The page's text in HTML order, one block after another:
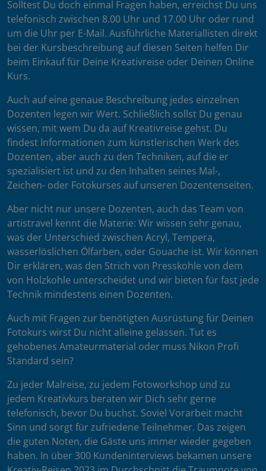
Solltest Du doch einmal Fragen haben, erreichst Du uns
telefonisch zwischen 8.00 Uhr und 17.00 Uhr oder rund
um die Uhr per E-Mail. Ausführliche Materiallisten direkt
bei der Kursbeschreibung auf diesen Seiten helfen Dir
beim Einkauf für Deine Kreativreise oder Deinen Online
Kurs.
Auch auf eine genaue Beschreibung jedes einzelnen
Dozenten legen wir Wert. Schließlich sollst Du genau
wissen, mit wem Du da auf Kreativreise gehst. Du
findest Informationen zum künstlerischen Werk des
Dozenten, aber auch zu den Techniken, auf die er
spezialisiert ist und zu den Inhalten seines Mal-,
Zeichen- oder Fotokurses auf unseren Dozentenseiten.
Aber nicht nur unsere Dozenten, auch das Team von
artistravel kennt die Materie: Wir wissen sehr genau,
was der Unterschied zwischen Acryl, Tempera,
wasserlöslichen Ölfarben, oder Gouache ist. Wir können
Dir erklären, was den Strich von Presskohle von dem
von Holzkohle unterscheidet und wir bieten für fast jede
Technik mindestens einen Dozenten.
Auch mit Fragen zur benötigten Ausrüstung für Deinen
Fotokurs wirst Du nicht alleine gelassen. Tut es
gehobenes Amateurmaterial oder muss Nikon Profi
Standard sein?
Zu jeder Malreise, zu jedem Fotoworkshop und zu
jedem Kreativkurs beraten wir Dich sehr gerne
telefonisch, bevor Du buchst. Soviel Vorarbeit macht
Sinn und sorgt für zufriedene Teilnehmer. Das zeigen
die guten Noten, die Gäste uns immer wieder gegeben
haben. In über 300 Kundeninterviews bekamen unsere